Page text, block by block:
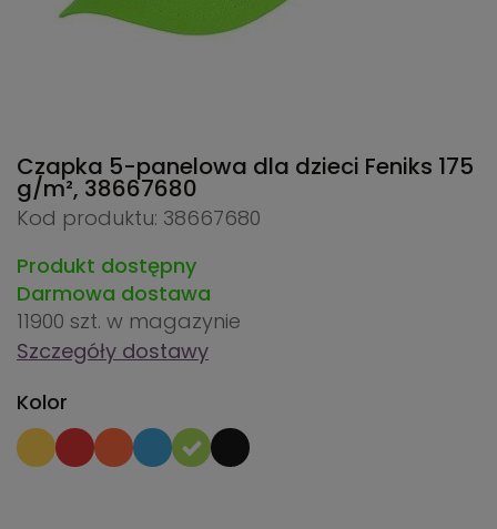
Czapka 5-panelowa dla dzieci Feniks 175
g/m², 38667680
Kod produktu: 38667680
Produkt dostępny
Darmowa dostawa
11900 szt. w magazynie
Szczegóły dostawy
Kolor